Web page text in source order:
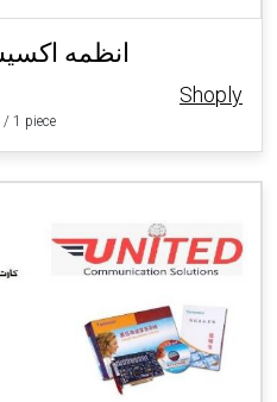
انظمه
Shoply
/ 1 piece